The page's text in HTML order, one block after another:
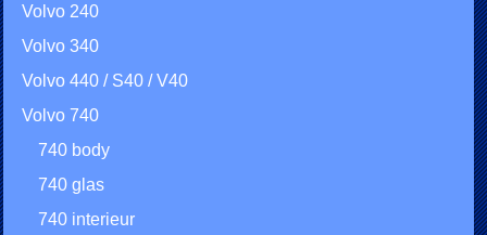
Volvo 240
Volvo 340
Volvo 440 / S40 / V40
Volvo 740
740 body
740 glas
740 interieur